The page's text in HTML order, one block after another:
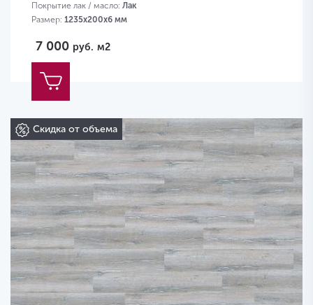
Покрытие лак / масло: Лак
Размер: 1235х200х6 мм
7 000 руб. м2
Скидка от объема